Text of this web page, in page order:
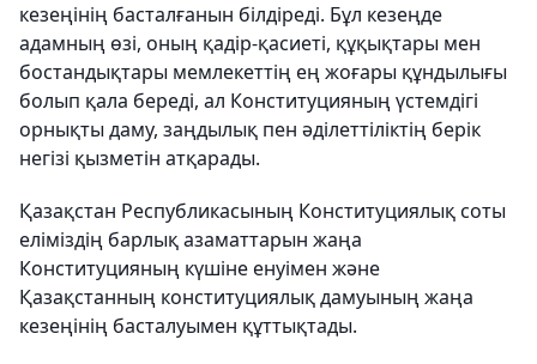
кезеңінің басталғанын білдіреді. Бұл кезеңде
адамның өзі, оның қадір-қасиеті, құқықтары мен
бостандықтары мемлекеттің ең жоғары құндылығы
болып қала береді, ал Конституцияның үстемдігі
орнықты даму, заңдылық пен әділеттіліктің берік
негізі қызметін атқарады.
Қазақстан Республикасының Конституциялық соты
еліміздің барлық азаматтарын жаңа
Конституцияның күшіне енуімен және
Қазақстанның конституциялық дамуының жаңа
кезеңінің басталуымен құттықтады.